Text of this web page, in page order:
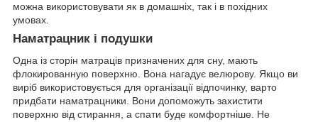
можна використовувати як в домашніх, так і в похідних
умовах.
Наматрацник і подушки
Одна із сторін матраців призначених для сну, мають
флокированную поверхню. Вона нагадує велюрову. Якщо ви
виріб використовується для організації відпочинку, варто
придбати наматрацники. Вони допоможуть захистити
поверхню від стирання, а спати буде комфортніше. Не